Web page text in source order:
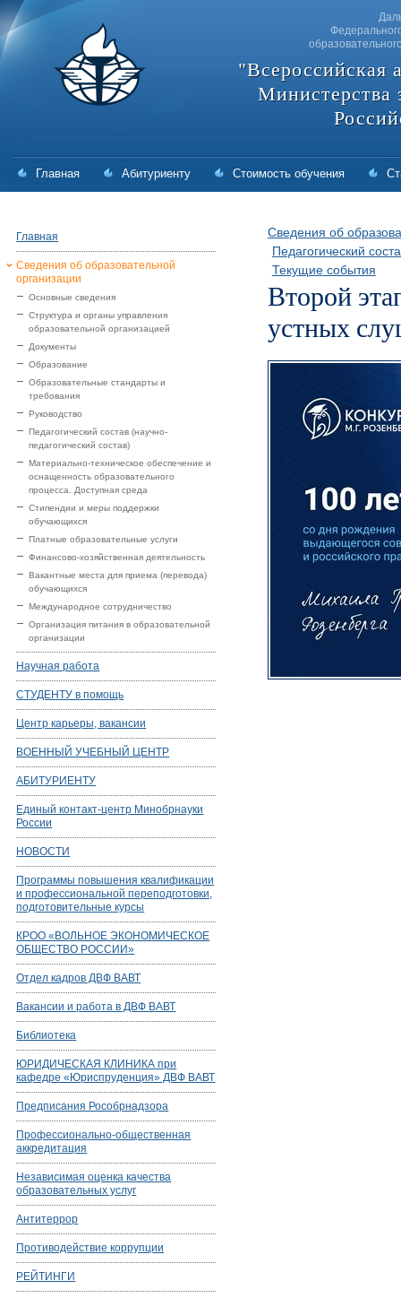
"Всероссийская
Министерства
Главная Абитуриенту Стоимость обучения
Главная
Сведения об образовательной
организации
Основные сведения
Структура и органы управления
образовательной организацией
Документы
Образование
Образовательные стандарты и
требования
Руководство
Педагогический состав (научно-
педагогический состав)
Материально-техническое обеспечение и
оснащенность образовательного
процесса. Доступная среда
Стипендии и меры поддержки
обучающихся
Платные образовательные услуги
Финансово-хозяйственная деятельность
Вакантные места для приема (перевода)
обучающихся
Международное сотрудничество
Организация питания в образовательной
организации
Научная работа
СТУДЕНТУ в помощь
Центр карьеры, вакансии
ВОЕННЫЙ УЧЕБНЫЙ ЦЕНТР
АБИТУРИЕНТУ
Единый контакт-центр Минобрнауки
России
НОВОСТИ
Программы повышения квалификации
и профессиональной переподготовки,
подготовительные курсы
КРОО «ВОЛЬНОЕ ЭКОНОМИЧЕСКОЕ
ОБЩЕСТВО РОССИИ»
Отдел кадров ДВФ ВАВТ
Вакансии и работа в ДВФ ВАВТ
Библиотека
ЮРИДИЧЕСКАЯ КЛИНИКА при
кафедре «Юриспруденция» ДВФ ВАВТ
Предписания Рособрнадзора
Профессионально-общественная
аккредитация
Независимая оценка качества
образовательных услуг
Антитеррор
Противодействие коррупции
РЕЙТИНГИ
Сведения об
Педагогический
Текущие события
Второй
устных